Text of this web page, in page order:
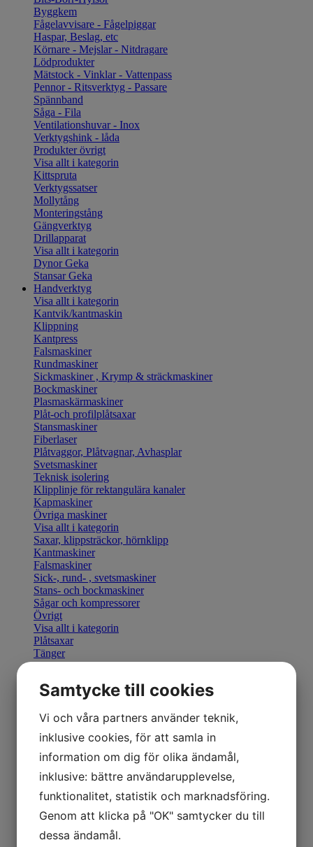
Byggkem
Fågelavvisare - Fågelpiggar
Haspar, Beslag, etc
Körnare - Mejslar - Nitdragare
Lödprodukter
Mätstock - Vinklar - Vattenpass
Pennor - Ritsverktyg - Passare
Spännband
Såga - Fila
Ventilationshuvar - Inox
Verktygshink - låda
Produkter övrigt
Visa allt i kategorin
Kittspruta
Verktygssatser
Mollytång
Monteringstång
Gängverktyg
Drillapparat
Visa allt i kategorin
Dynor Geka
Stansar Geka
Handverktyg
Visa allt i kategorin
Kantvik/kantmaskin
Klippning
Kantpress
Falsmaskiner
Rundmaskiner
Sickmaskiner , Krymp & sträckmaskiner
Bockmaskiner
Plasmaskärmaskiner
Plåt-och profilplåtsaxar
Stansmaskiner
Fiberlaser
Plåtvaggor, Plåtvagnar, Avhasplar
Svetsmaskiner
Teknisk isolering
Klipplinje för rektangulära kanaler
Kapmaskiner
Övriga maskiner
Visa allt i kategorin
Saxar, klippsträckor, hörnklipp
Kantmaskiner
Falsmaskiner
Sick-, rund- , svetsmaskiner
Stans- och bockmaskiner
Sågar och kompressorer
Övrigt
Visa allt i kategorin
Plåtsaxar
Tänger
Bocka & Forma
Elhandverktyg
Saxar & Knivar
Hammare & klubbor
Övriga produkter
Övriga verktyg
Visa allt i kategorin
Visa allt i kategorin
Manuella kantmaskiner
Motordrivna kantmaskiner
Retrofit U-Bend styrning
Visa allt i kategorin
Hydraulisk Gradsax
Samtycke till cookies
Vi och våra partners använder teknik,
inklusive cookies, för att samla in
information om dig för olika ändamål,
inklusive: bättre användarupplevelse,
funktionalitet, statistik och marknadsföring.
Genom att klicka på "OK" samtycker du till
dessa ändamål.